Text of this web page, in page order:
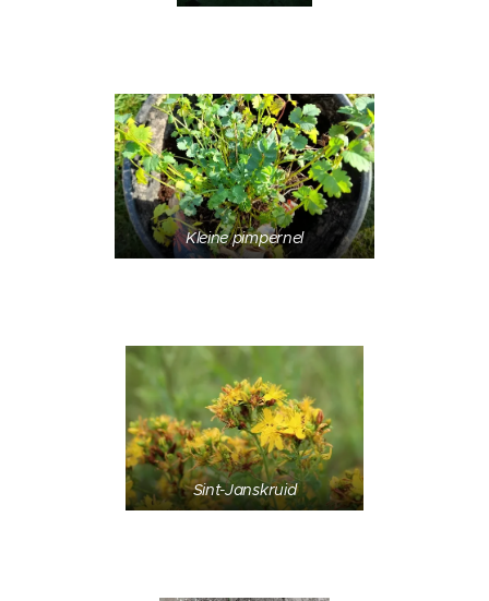
Kleine pimpernel
Sint-Janskruid